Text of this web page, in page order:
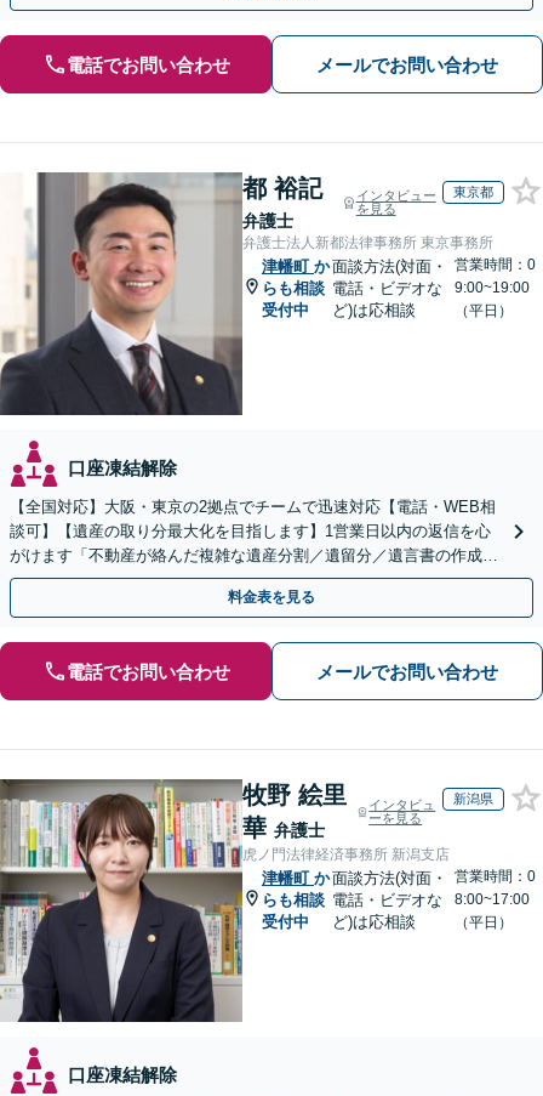
電話でお問い合わせ メールでお問い合わせ
都 裕記
弁護士
インタビュー
を見る
東京都
弁護士法人新都法律事務所 東京事務所
津幡町 か
らも相談
受付中
面談方法(対面・
電話・ビデオな
ど)は応相談
営業時間：0
9:00~19:00
（平日）
口座凍結解除
【全国対応】大阪・東京の2拠点でチームで迅速対応【電話・WEB相
談可】【遺産の取り分最大化を目指します】1営業日以内の返信を心
がけます「不動産が絡んだ複雑な遺産分割／遺留分／遺言書の作成・
執行／事業承継など、お任せください」【休日相談あり】
料金表を見る
電話でお問い合わせ メールでお問い合わせ
牧野 絵里
華 弁護士
インタビュ
ーを見る
新潟県
虎ノ門法律経済事務所 新潟支店
津幡町 か
らも相談
受付中
面談方法(対面・
電話・ビデオな
ど)は応相談
営業時間：0
8:00~17:00
（平日）
口座凍結解除